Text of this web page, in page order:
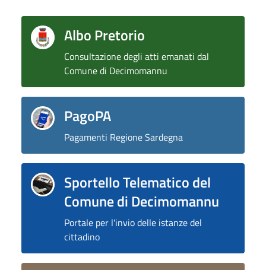
Albo Pretorio
Consultazione degli atti emanati dal
Comune di Decimomannu
PagoPA
Pagamenti Regione Sardegna
Sportello Telematico del
Comune di Decimomannu
Portale per l'invio delle istanze del
cittadino